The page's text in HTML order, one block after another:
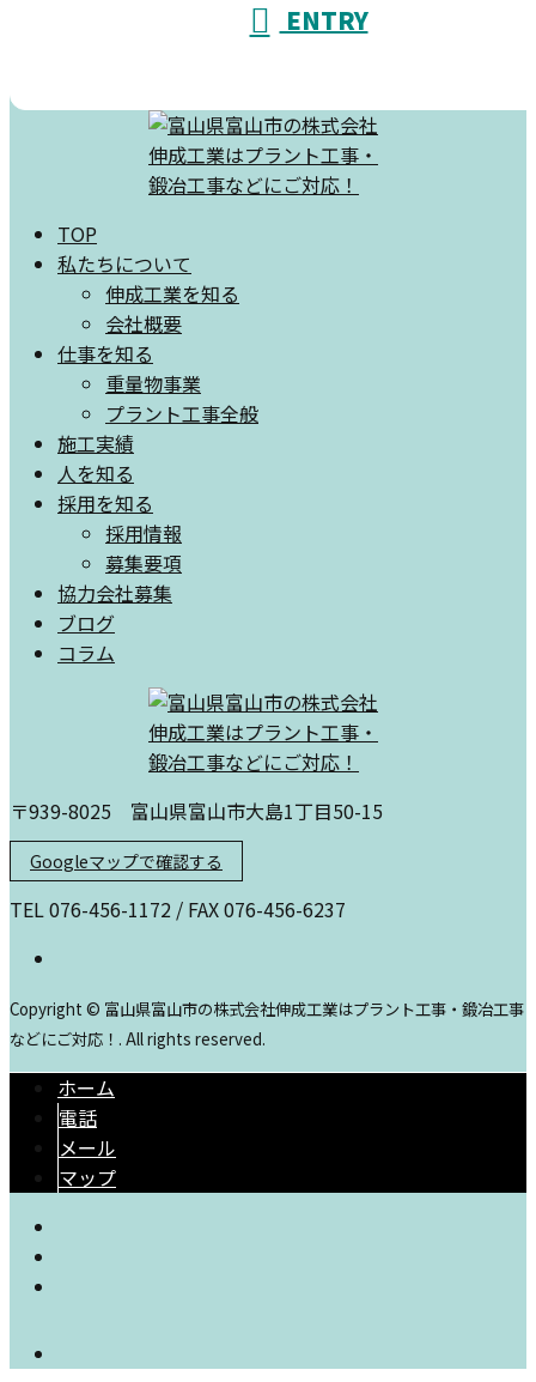
ENTRY
TOP
私たちについて
伸成工業を知る
会社概要
仕事を知る
重量物事業
プラント工事全般
施工実績
人を知る
採用を知る
採用情報
募集要項
協力会社募集
ブログ
コラム
〒939-8025 富山県富山市大島1丁目50-15
Googleマップで確認する
TEL 076-456-1172 / FAX 076-456-6237
Copyright © 富山県富山市の株式会社伸成工業はプラント工事・鍛冶工事
などにご対応！. All rights reserved.
ホーム
電話
メール
マップ